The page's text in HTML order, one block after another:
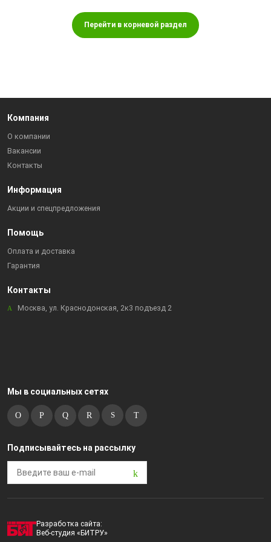
Перейти в корневой раздел
Компания
О компании
Вакансии
Контакты
Информация
Акции и спецпредложения
Помощь
Оплата и доставка
Гарантия
Контакты
Москва, ул. Краснодонская, 2к3 подъезд 2
Мы в социальных сетях
Подписывайтесь на рассылку
Разработка сайта:
Веб-студия «БИТРУ»